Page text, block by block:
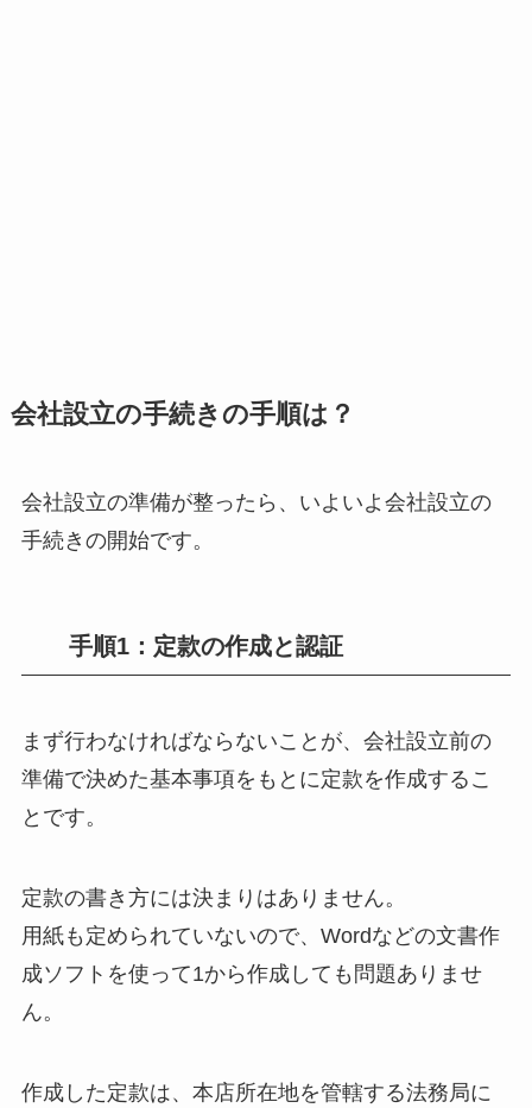
会社設立の手続きの手順は？
会社設立の準備が整ったら、いよいよ会社設立の
手続きの開始です。
手順1：定款の作成と認証
まず行わなければならないことが、会社設立前の
準備で決めた基本事項をもとに定款を作成するこ
とです。
定款の書き方には決まりはありません。
用紙も定められていないので、Wordなどの文書作
成ソフトを使って1から作成しても問題ありませ
ん。
作成した定款は、本店所在地を管轄する法務局に